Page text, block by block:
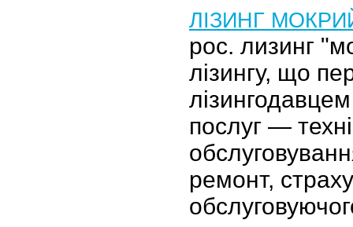
ЛІЗИНГ
рос. лизинг
лізингу, що
послуг —
ремонт,